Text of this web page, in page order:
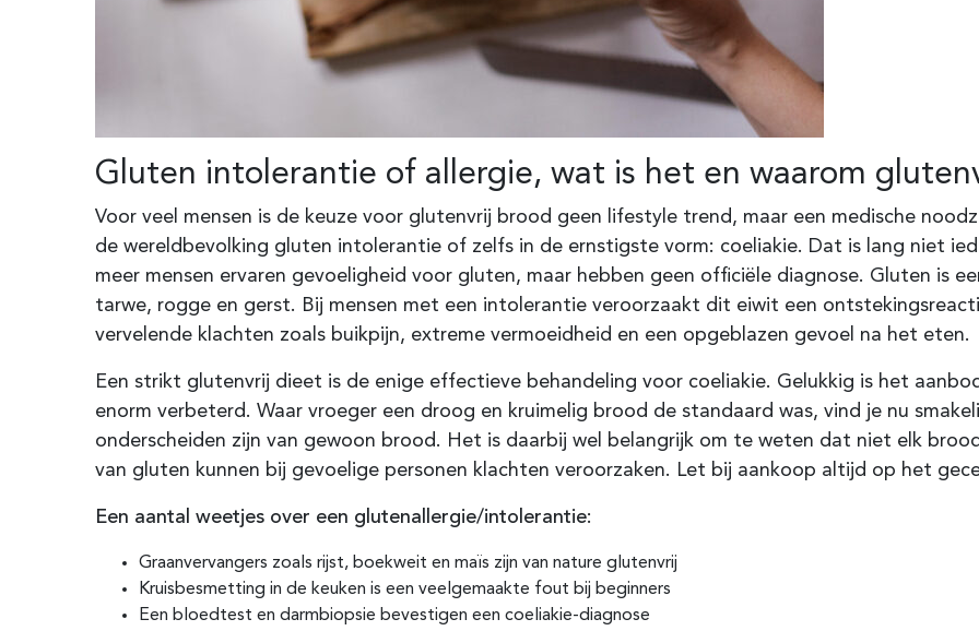
Gluten intolerantie of allergie, wat is het en waarom
Voor veel mensen is de keuze voor glutenvrij brood geen lifestyle trend, maar een medische
de wereldbevolking gluten intolerantie of zelfs in de ernstigste vorm: coeliakie. Dat is lang niet
meer mensen ervaren gevoeligheid voor gluten, maar hebben geen officiële diagnose. Gluten is
tarwe, rogge en gerst. Bij mensen met een intolerantie veroorzaakt dit eiwit een
vervelende klachten zoals buikpijn, extreme vermoeidheid en een opgeblazen gevoel na het eten.
Een strikt glutenvrij dieet is de enige effectieve behandeling voor coeliakie. Gelukkig is het
enorm verbeterd. Waar vroeger een droog en kruimelig brood de standaard was, vind je nu
onderscheiden zijn van gewoon brood. Het is daarbij wel belangrijk om te weten dat niet elk
van gluten kunnen bij gevoelige personen klachten veroorzaken. Let bij aankoop altijd op het
Een aantal weetjes over een glutenallergie/intolerantie:
Graanvervangers zoals rijst, boekweit en maïs zijn van nature glutenvrij
Kruisbesmetting in de keuken is een veelgemaakte fout bij beginners
Een bloedtest en darmbiopsie bevestigen een coeliakie-diagnose